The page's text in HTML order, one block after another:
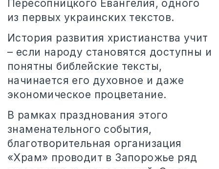
Пересопницкого Евангелия, одного
из первых украинских текстов.
История развития христианства учит
– если народу становятся доступны и
понятны библейские тексты,
начинается его духовное и даже
экономическое процветание.
В рамках празднования этого
знаменательного события,
благотворительная организация
«Храм» проводит в Запорожье ряд